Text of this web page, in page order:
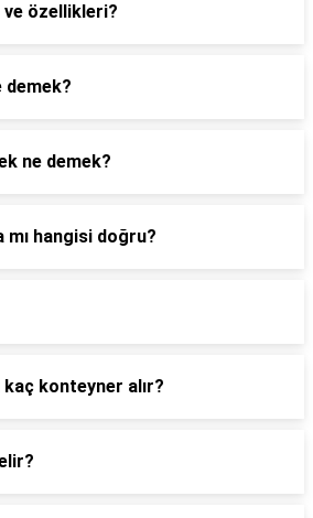
ve özellikleri?
demek?
ne demek?
hangisi doğru?
konteyner alır?